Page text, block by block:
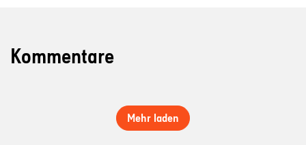
Kommentare
Mehr laden